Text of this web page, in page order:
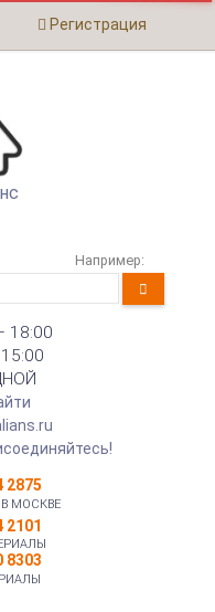
Регистрация
Например:
18:00
2875
МОСКВЕ
2101
8303